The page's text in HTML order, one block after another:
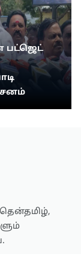
பட்ஜெட்
தென்தமிழ்,